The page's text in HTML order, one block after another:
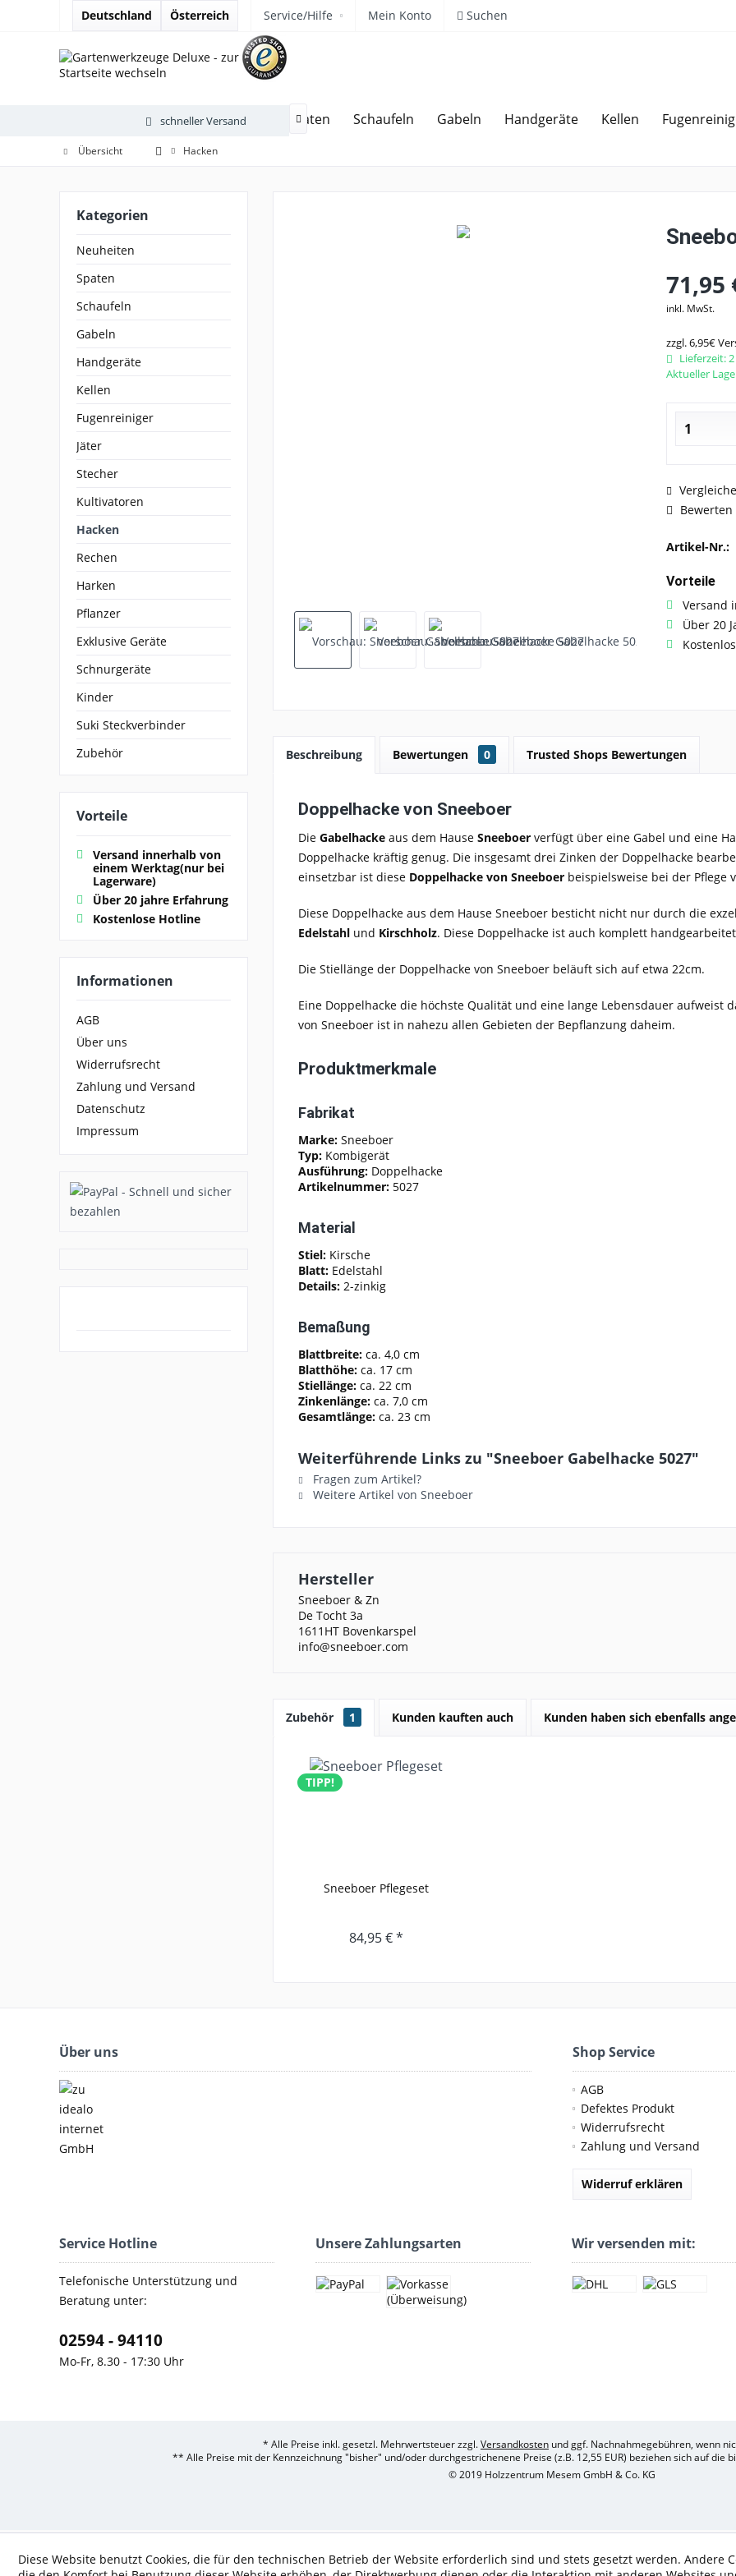
Deutschland Österreich Service/Hilfe Mein Konto Suchen
Neuheiten Spaten Schaufeln Gabeln Handgeräte Kellen

schneller Versand Über 20 Jahre Erfahrung
Übersicht Hacken
Kategorien
Neuheiten
Spaten
Schaufeln
Gabeln
Handgeräte
Kellen
Fugenreiniger
Jäter
Stecher
Kultivatoren
Hacken
Rechen
Harken
Pflanzer
Exklusive Geräte
Schnurgeräte
Kinder
Suki Steckverbinder
Zubehör
Vorteile
Versand innerhalb von
einem Werktag(nur bei
Lagerware)
Über 20 jahre Erfahrung
Kostenlose Hotline
Informationen
AGB
Über uns
Widerrufsrecht
Zahlung und Versand
Datenschutz
Impressum
71,95
inkl. MwSt.
zzgl. 6,95€
Lieferzeit:
Aktueller
Bewerten
Artikel-Nr.:
Vorteile
Versand
Über 20
Beschreibung Bewertungen 0 Trusted Shops Bewertungen
Doppelhacke von Sneeboer
Die Gabelhacke aus dem Hause Sneeboer verfügt über eine Gabel und eine
Doppelhacke kräftig genug. Die insgesamt drei Zinken der Doppelhacke
einsetzbar ist diese Doppelhacke von Sneeboer beispielsweise bei der Pflege
Diese Doppelhacke aus dem Hause Sneeboer besticht nicht nur durch die
Edelstahl und Kirschholz. Diese Doppelhacke ist auch komplett
Die Stiellänge der Doppelhacke von Sneeboer beläuft sich auf etwa 22cm.
Eine Doppelhacke die höchste Qualität und eine lange Lebensdauer aufweist
von Sneeboer ist in nahezu allen Gebieten der Bepflanzung daheim.
Produktmerkmale
Fabrikat
Marke: Sneeboer
Typ: Kombigerät
Ausführung: Doppelhacke
Artikelnummer: 5027
Material
Stiel: Kirsche
Blatt: Edelstahl
Details: 2-zinkig
Bemaßung
Blattbreite: ca. 4,0 cm
Blatthöhe: ca. 17 cm
Stiellänge: ca. 22 cm
Zinkenlänge: ca. 7,0 cm
Gesamtlänge: ca. 23 cm
Weiterführende Links zu "Sneeboer Gabelhacke 5027"
Fragen zum Artikel?
Weitere Artikel von Sneeboer
Hersteller
Sneeboer & Zn
De Tocht 3a
1611HT Bovenkarspel
info@sneeboer.com
Zubehör 1 Kunden kauften auch Kunden haben sich ebenfalls
TIPP!
Sneeboer Pflegeset
84,95 € *
Über uns Shop Service
AGB
Defektes Produkt
Widerrufsrecht
Zahlung und Versand
Widerruf erklären
Service Hotline
Telefonische Unterstützung und
Beratung unter:
02594 - 94110
Mo-Fr, 8.30 - 17:30 Uhr
Unsere Zahlungsarten Wir versenden mit:
* Alle Preise inkl. gesetzl. Mehrwertsteuer zzgl.Versandkosten und ggf. Nachnahmegebühren, wenn
** Alle Preise mit der Kennzeichnung "bisher" und/oder durchgestrichenene Preise (z.B. 12,55 EUR) beziehen sich auf die
© 2019 Holzzentrum Mesem GmbH & Co. KG
Diese Website benutzt Cookies, die für den technischen Betrieb der Website erforderlich sind und stets gesetzt werden. Andere